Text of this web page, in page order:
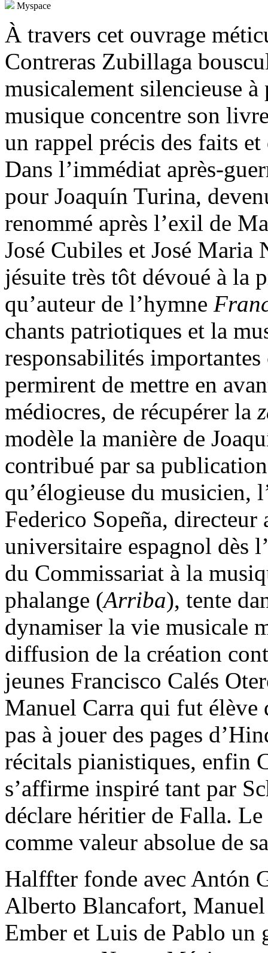
Myspace
À travers cet ouvrage
Contreras Zubillaga
musicalement silencieuse
musique concentre son
un rappel précis des faits
Dans l’immédiat après-
pour Joaquín Turina,
renommé après l’exil de
José Cubiles et José Maria
jésuite très tôt dévoué à la
qu’auteur de l’hymne
chants patriotiques et la
responsabilités
permirent de mettre en
médiocres, de récupérer la
modèle la manière de
contribué par sa
qu’élogieuse du musicien,
Federico Sopeña,
universitaire espagnol dès
du Commissariat à la
phalange (Arriba), tente
dynamiser la vie musicale
diffusion de la création
jeunes Francisco Calés
Manuel Carra qui fut élève
pas à jouer des pages
récitals pianistiques, enfin
s’affirme inspiré tant par
déclare héritier de Falla.
comme valeur absolue de
Halffter fonde avec Antón
Alberto Blancafort,
Ember et Luis de Pablo un